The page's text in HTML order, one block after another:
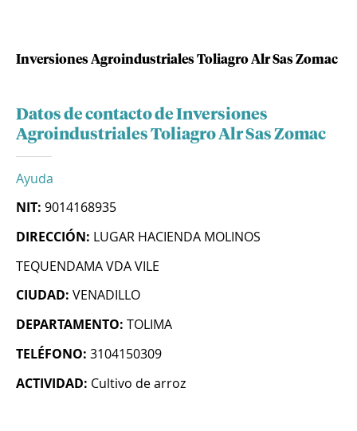
Inversiones Agroindustriales Toliagro Alr Sas Zomac
Datos de contacto de Inversiones
Agroindustriales Toliagro Alr Sas Zomac
Ayuda
NIT: 9014168935
DIRECCIÓN: LUGAR HACIENDA MOLINOS
TEQUENDAMA VDA VILE
CIUDAD: VENADILLO
DEPARTAMENTO: TOLIMA
TELÉFONO: 3104150309
ACTIVIDAD: Cultivo de arroz